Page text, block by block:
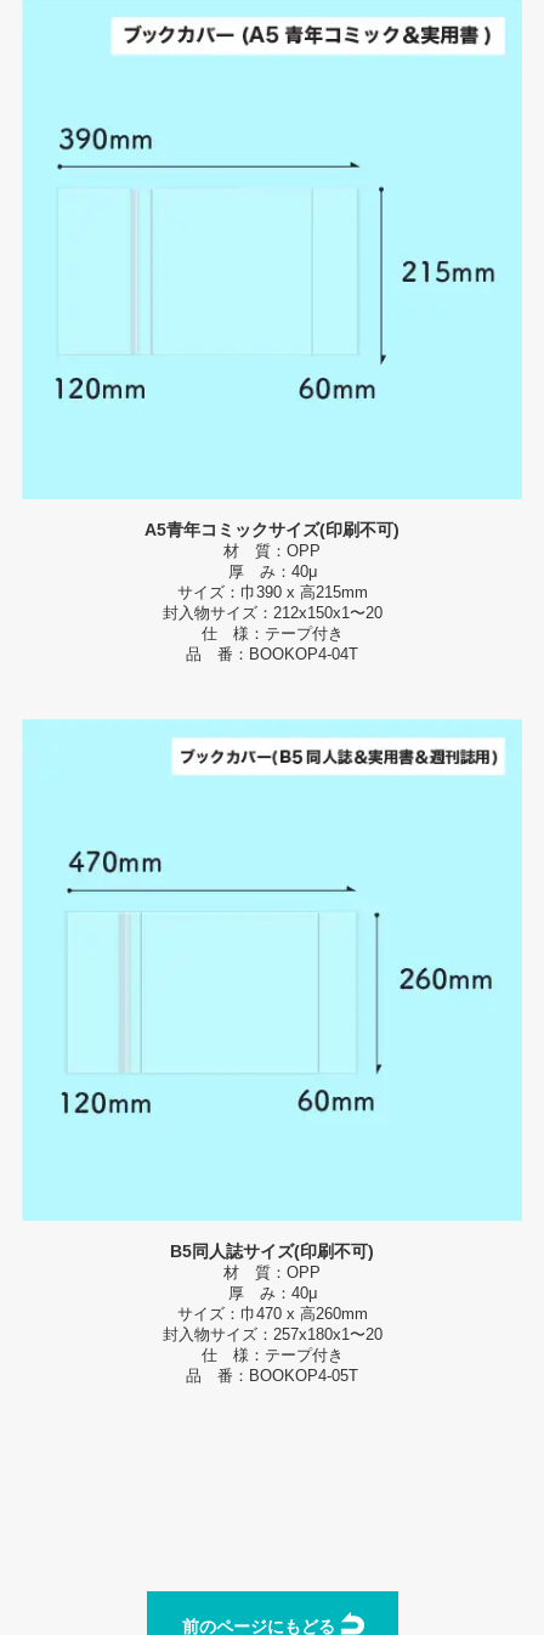
A5青年コミックサイズ(印刷不可)
材 質：OPP
厚 み：40μ
サイズ：巾390 x 高215mm
封入物サイズ：212x150x1〜20
仕 様：テープ付き
品 番：BOOKOP4-04T
B5同人誌サイズ(印刷不可)
材 質：OPP
厚 み：40μ
サイズ：巾470 x 高260mm
封入物サイズ：257x180x1〜20
仕 様：テープ付き
品 番：BOOKOP4-05T